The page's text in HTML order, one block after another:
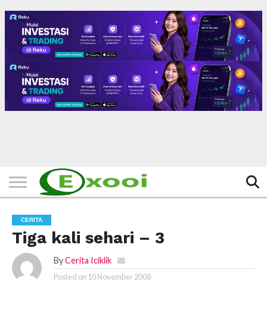
HOME
FILTER
BERITA
BIODATA
CERITA
CERPEN
EKSKLUSIF
FOTO
VIDEO
TIPS
MORE
CERITA
Tiga kali sehari – 3
By Cerita Iciklik
Posted on 10 November 2008